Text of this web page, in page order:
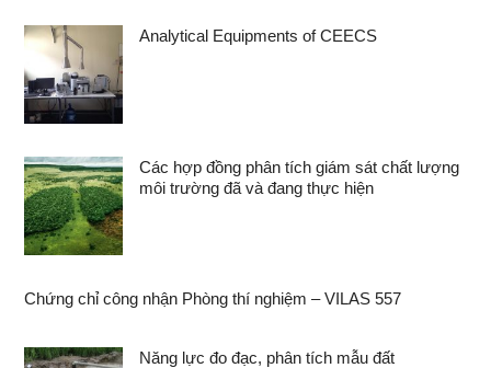
Analytical Equipments of CEECS
Các hợp đồng phân tích giám sát chất lượng
môi trường đã và đang thực hiện
Chứng chỉ công nhận Phòng thí nghiệm – VILAS 557
Năng lực đo đạc, phân tích mẫu đất